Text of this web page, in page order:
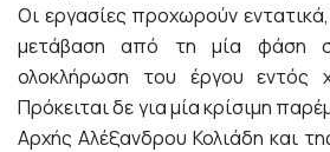
Οι εργασίες προχωρούν
μετάβαση από τη μία φάση
ολοκλήρωση του έργου εντός
Πρόκειται δε για μία κρίσιμη
Αρχής Αλέξανδρου Κολιάδη και